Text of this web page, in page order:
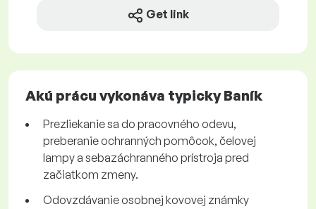
Get link
Akú prácu vykonáva typicky Baník
Prezliekanie sa do pracovného odevu,
preberanie ochranných pomôcok, čelovej
lampy a sebazáchranného prístroja pred
začiatkom zmeny.
Odovzdávanie osobnej kovovej známky